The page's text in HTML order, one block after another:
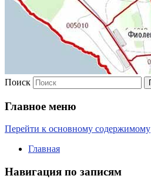
Поиск
Главное меню
Перейти к основному содержимому
Главная
Навигация по записям